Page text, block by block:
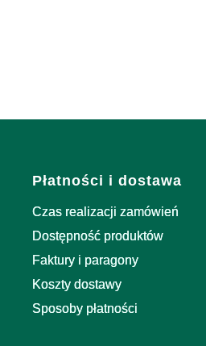
Płatności i dostawa
Czas realizacji zamówień
Dostępność produktów
Faktury i paragony
Koszty dostawy
Sposoby płatności